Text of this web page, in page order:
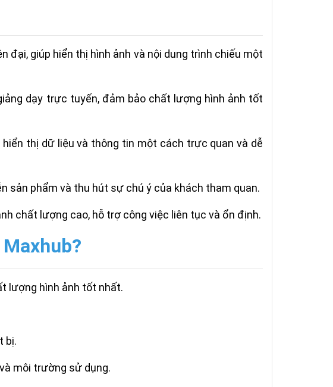
đại, giúp hiển thị hình ảnh và nội dung trình chiếu một
dạy trực tuyến, đảm bảo chất lượng hình ảnh tốt
thị dữ liệu và thông tin một cách trực quan và dễ
sản phẩm và thu hút sự chú ý của khách tham quan.
chất lượng cao, hỗ trợ công việc liên tục và ổn định.
lượng hình ảnh tốt nhất.
bị.
môi trường sử dụng.